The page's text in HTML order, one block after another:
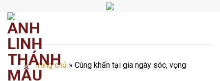
đến
nội
dung
Trang chủ » Cúng khấn tại gia ngày sóc, vọng